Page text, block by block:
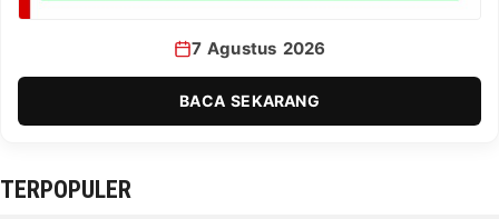
7 Agustus 2026
BACA SEKARANG
TERPOPULER